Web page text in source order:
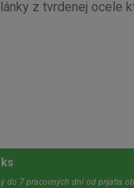
z tvrdenej ocele
do 7 pracovných dní od prijatia